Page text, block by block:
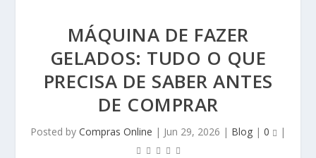
MÁQUINA DE FAZER
GELADOS: TUDO O QUE
PRECISA DE SABER ANTES
DE COMPRAR
Posted by Compras Online | Jun 29, 2026 | Blog | 0 |